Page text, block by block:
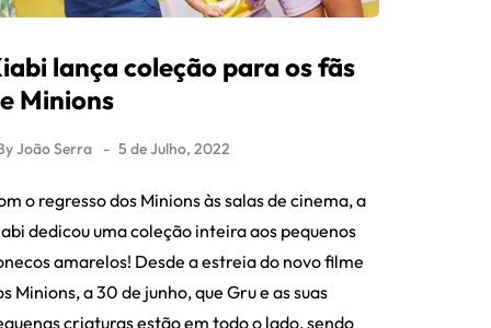
lança coleção para os fãs
Minions
João Serra 5 de Julho, 2022
o regresso dos Minions às salas de cinema, a
dedicou uma coleção inteira aos pequenos
amarelos! Desde a estreia do novo filme
Minions, a 30 de junho, que Gru e as suas
criaturas estão em todo o lado, sendo